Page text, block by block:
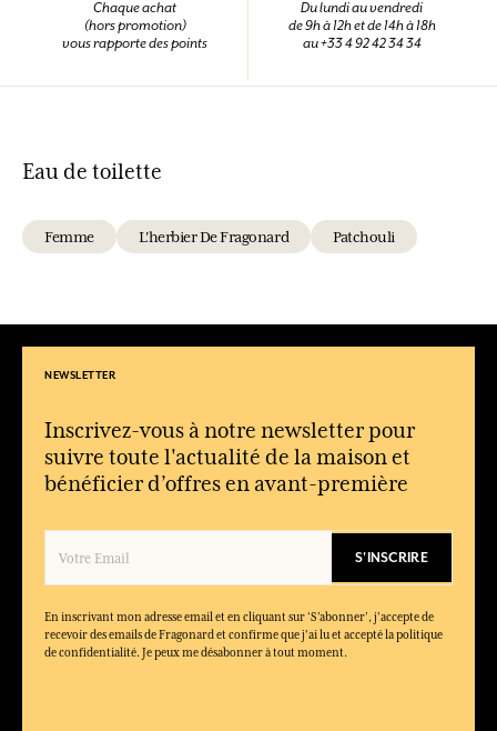
Chaque achat
(hors promotion)
vous rapporte des points
Du lundi au vendredi
de 9h à 12h et de 14h à 18h
au +33 4 92 42 34 34
Eau de toilette
Femme L'herbier De Fragonard Patchouli
NEWSLETTER
Inscrivez-vous à notre newsletter pour
suivre toute l'actualité de la maison et
bénéficier d’offres en avant-première
S'INSCRIRE
En inscrivant mon adresse email et en cliquant sur ‘S’abonner’, j'accepte de
recevoir des emails de Fragonard et confirme que j'ai lu et accepté la politique
de confidentialité. Je peux me désabonner à tout moment.